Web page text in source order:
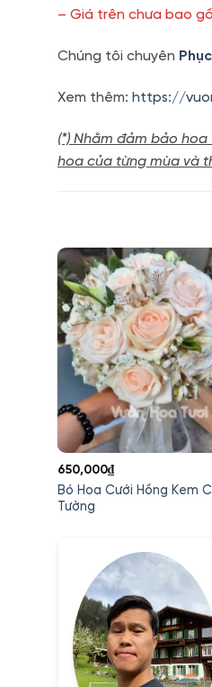
– Giá trên chưa bao
Chúng tôi chuyên
Xem thêm: https://
(*) Nhằm đảm bảo
hoa của từng mùa và
Bó Hoa Cưới Hồng Kem
Tường
650,000₫